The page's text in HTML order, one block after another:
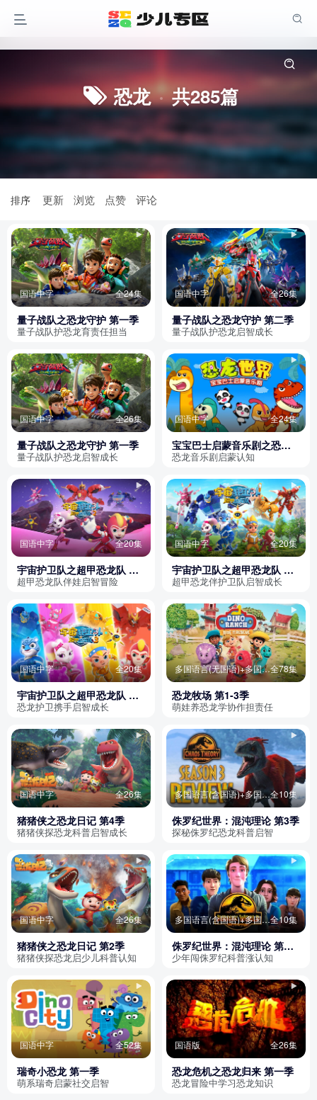
恐龙 共285篇
排序 更新 浏览 点赞 评论
国语中字 全24集
量子战队之恐龙守护 第一季
量子战队护恐龙育责任担当
国语中字 全26集
量子战队之恐龙守护 第二季
量子战队护恐龙启智成长
国语中字 全26集
量子战队之恐龙守护 第一季
量子战队护恐龙启智成长
国语中字 全24集
宝宝巴士启蒙音乐剧之恐龙
世界 第二季
恐龙音乐剧启蒙认知
国语中字 全20集
宇宙护卫队之超甲恐龙队 第
二季
超甲恐龙队伴娃启智冒险
国语中字 全20集
宇宙护卫队之超甲恐龙队 第
一季
超甲恐龙伴护卫队启智成长
国语中字 全20集
宇宙护卫队之超甲恐龙队 第
三季
恐龙护卫携手启智成长
多国语言(无国语)+多国字幕(含中文)全78集
恐龙牧场 第1-3季
萌娃养恐龙学协作担责任
国语中字 全26集
猪猪侠之恐龙日记 第4季
猪猪侠探恐龙科普启智成长
多国语言(含国语)+多国字幕(含中文)全10集
侏罗纪世界：混沌理论 第3季
探秘侏罗纪恐龙科普启智
国语中字 全26集
猪猪侠之恐龙日记 第2季
猪猪侠探恐龙启少儿科普认知
多国语言(含国语)+多国字幕(含中文)全10集
侏罗纪世界：混沌理论 第一
季
少年闯侏罗纪科普涨认知
国语中字 全52集
瑞奇小恐龙 第一季
萌系瑞奇启蒙社交启智
国语版 全26集
恐龙危机之恐龙归来 第一季
恐龙冒险中学习恐龙知识